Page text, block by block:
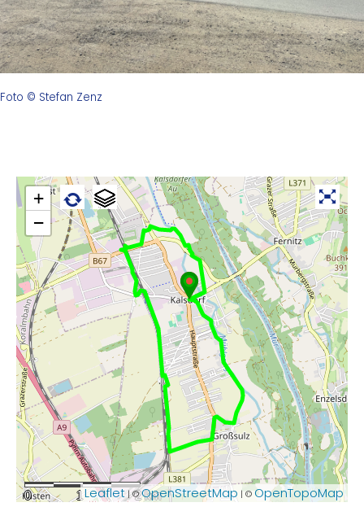
Foto © Stefan Zenz
+
−
0 1 2 km
Leaflet| ©OpenStreetMap | © OpenTopoMap